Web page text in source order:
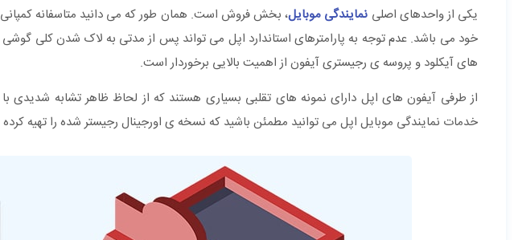
یکی از واحدهای اصلی نمایندگی موبایل، بخش فروش است. همان طور که می دانید متاسفانه
خود می باشد. عدم توجه به پارامترهای استاندارد اپل می تواند پس از مدتی به لاک شدن کلی گوشی
های آیکلود و پروسه ی رجیستری آیفون از اهمیت بالایی برخوردار است.
از طرفی آیفون های اپل دارای نمونه های تقلبی بسیاری هستند که از لحاظ ظاهر تشابه شدیدی
خدمات نمایندگی موبایل اپل می توانید مطمئن باشید که نسخه ی اورجینال رجیستر شده را تهیه کرده